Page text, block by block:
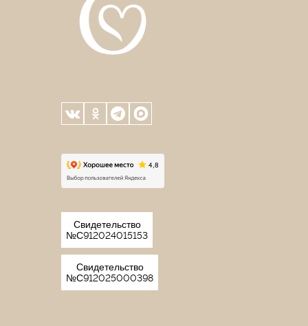
Свидетельство
№С912024015153
Свидетельство
№С912025000398